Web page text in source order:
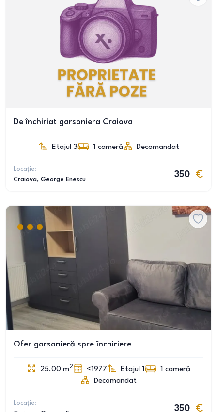
De închiriat garsoniera Craiova
Etajul 3 1 cameră Decomandat
Locație:
Craiova, George Enescu
350
Ofer garsonieră spre închiriere
25.00 m2 <1977 Etajul 1 1 cameră
Decomandat
Locație:
350